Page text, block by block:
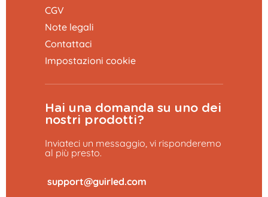
CGV
Note legali
Contattaci
Impostazioni cookie
Hai una domanda su uno dei
nostri prodotti?
Inviateci un messaggio, vi risponderemo
al più presto.